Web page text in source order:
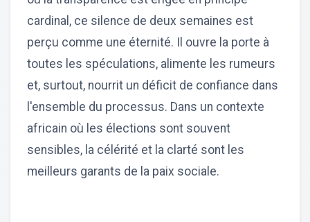
cardinal, ce silence de deux semaines est
perçu comme une éternité. Il ouvre la porte à
toutes les spéculations, alimente les rumeurs
et, surtout, nourrit un déficit de confiance dans
l'ensemble du processus. Dans un contexte
africain où les élections sont souvent
sensibles, la célérité et la clarté sont les
meilleurs garants de la paix sociale.